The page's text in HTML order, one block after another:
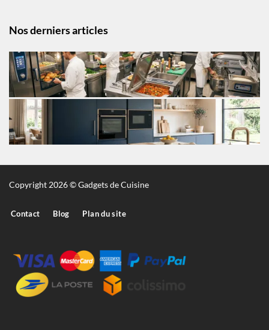
Nos derniers articles
Copyright 2026 © Gadgets de Cuisine
Contact Blog Plan du site